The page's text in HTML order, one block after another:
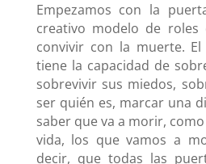
Empezamos con la
creativo modelo de roles
convivir con la muerte.
tiene la capacidad de
sobrevivir sus miedos,
ser quién es, marcar una
saber que va a morir,
vida, los que vamos a
decir, que todas las